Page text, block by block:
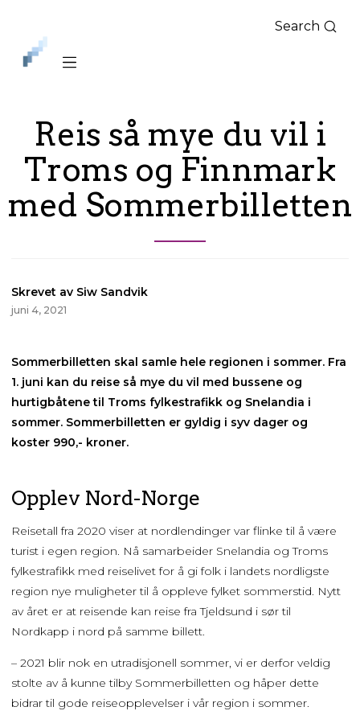
iLag
Nord
Norge
Search
Reis så mye du vil i
Troms og Finnmark
med Sommerbilletten
Skrevet av Siw Sandvik
juni 4, 2021
Sommerbilletten skal samle hele regionen i sommer. Fra
1. juni kan du reise så mye du vil med bussene og
hurtigbåtene til Troms fylkestrafikk og Snelandia i
sommer. Sommerbilletten er gyldig i syv dager og
koster 990,- kroner.
Opplev Nord-Norge
Reisetall fra 2020 viser at nordlendinger var flinke til å være
turist i egen region. Nå samarbeider Snelandia og Troms
fylkestrafikk med reiselivet for å gi folk i landets nordligste
region nye muligheter til å oppleve fylket sommerstid. Nytt
av året er at reisende kan reise fra Tjeldsund i sør til
Nordkapp i nord på samme billett.
– 2021 blir nok en utradisjonell sommer, vi er derfor veldig
stolte av å kunne tilby Sommerbilletten og håper dette
bidrar til gode reiseopplevelser i vår region i sommer.